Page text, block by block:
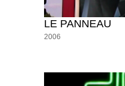
LE PANNEAU
2006